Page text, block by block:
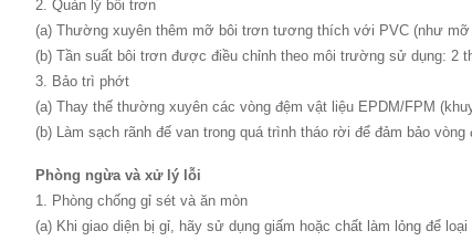
2‌. Quản lý bôi trơn
(a) Thường xuyên thêm mỡ bôi trơn tương thích với PVC (như
(b) Tần suất bôi trơn được điều chỉnh theo môi trường sử dụng: 2
3. Bảo trì phớt
(a) Thay thế thường xuyên các vòng đệm vật liệu EPDM/FPM
(b) Làm sạch rãnh đế van trong quá trình tháo rời để đảm bảo
Phòng ngừa và xử lý lỗi
1. Phòng chống gỉ sét và ăn mòn
(a) Khi giao diện bị gỉ, hãy sử dụng giấm hoặc chất làm lỏng để